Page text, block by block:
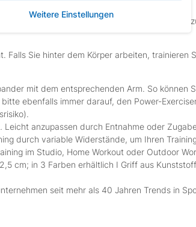
zu gestalten und Ihrem eigenen Fortschritt
Sie hinter dem Körper arbeiten, trainieren
mit dem entsprechenden Arm. So können
ebenfalls immer darauf, den Power-
Leicht anzupassen durch Entnahme oder
durch variable Widerstände, um Ihren
im Studio, Home Workout oder Outdoor
cm; in 3 Farben erhältlich I Griff aus
seit mehr als 40 Jahren Trends in
Weitere Einstellungen